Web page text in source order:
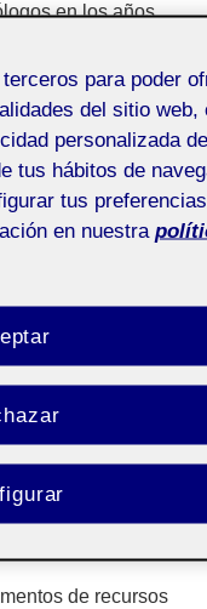
en los años
humanos en el
humanos han
En 1995, un 5 % de
provenía de
eran ya un 12 %. Y
funciones
humanos está
(33 %), le
la evolución del
la
los recursos
día.
de recursos
para poder
del sitio web,
personalizada
tus hábitos de
tus
en nuestra